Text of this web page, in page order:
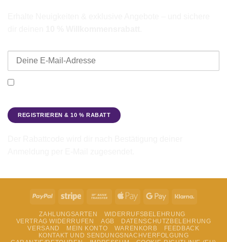
PayPal Stripe
Bank
Apple
Google
ZAHLUNGSARTEN
WIDERRUFSBELEHRUNG
VERTRAG WIDERRUFEN
AGB
DATENSCHUTZBELEHRUNG
VERSAND
MEIN KONTO WARENKORB
FEEDBACK
KONTAKT UND SENDUNGSNACHVERFOLGUNG